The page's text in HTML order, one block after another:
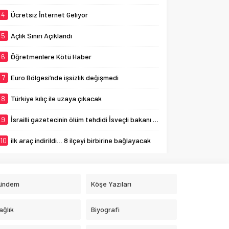
4 Ücretsiz İnternet Geliyor
5 Açlık Sınırı Açıklandı
6 Öğretmenlere Kötü Haber
7 Euro Bölgesi’nde işsizlik değişmedi
8 Türkiye kılıç ile uzaya çıkacak
9 İsrailli gazetecinin ölüm tehdidi İsveçli bakanı ağlattı
10 ilk araç indirildi… 8 ilçeyi birbirine bağlayacak
Köşe Yazıları
Biyografi